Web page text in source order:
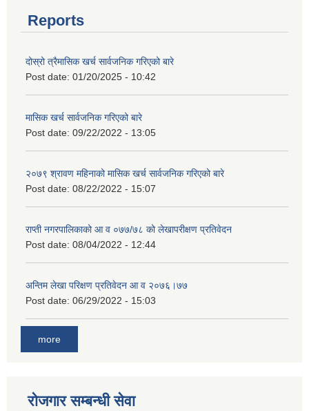
Reports
दोस्रो त्रैमासिक खर्च सार्वजनिक गरिएको बारे
Post date: 01/20/2025 - 10:42
मासिक खर्च सार्वजनिक गरिएको बारे
Post date: 09/22/2022 - 13:05
२०७९ श्रावण महिनाको मासिक खर्च सार्वजनिक गरिएको बारे
Post date: 08/22/2022 - 15:07
राप्ती नगरपालिकाको आ व ०७७/७८ को लेखापरीक्षण प्रतिवेदन
Post date: 08/04/2022 - 12:44
अन्तिम लेखा परिक्षण प्रतिवेदन आ व २०७६।७७
Post date: 06/29/2022 - 15:03
more
रोजगार सम्बन्धी सेवा